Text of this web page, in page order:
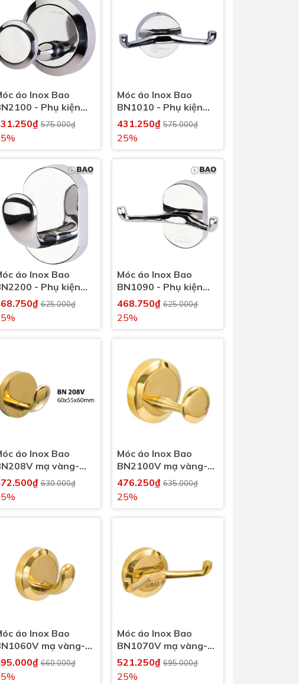
áo Inox Bao
- Phụ kiện
vệ sinh, nhà tắm
575.000₫
Móc áo Inox Bao
BN1010 - Phụ kiện
nhà vệ sinh, nhà tắm
431.250₫575.000₫
25%
áo Inox Bao
- Phụ kiện
vệ sinh, nhà tắm
625.000₫
Móc áo Inox Bao
BN1090 - Phụ kiện
nhà vệ sinh, nhà tắm
468.750₫625.000₫
25%
áo Inox Bao
mạ vàng-
kiện nhà vệ sinh,
tắm
630.000₫
Móc áo Inox Bao
BN2100V mạ vàng-
Phụ kiện nhà vệ sinh,
nhà tắm
476.250₫635.000₫
25%
áo Inox Bao
mạ vàng-
kiện nhà vệ sinh,
tắm
660.000₫
Móc áo Inox Bao
BN1070V mạ vàng-
Phụ kiện nhà vệ sinh,
nhà tắm
521.250₫695.000₫
25%